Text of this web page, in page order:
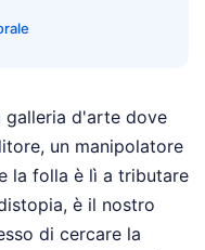
galleria d'arte dove
un manipolatore
la folla è lì a tributare
è il nostro
di cercare la